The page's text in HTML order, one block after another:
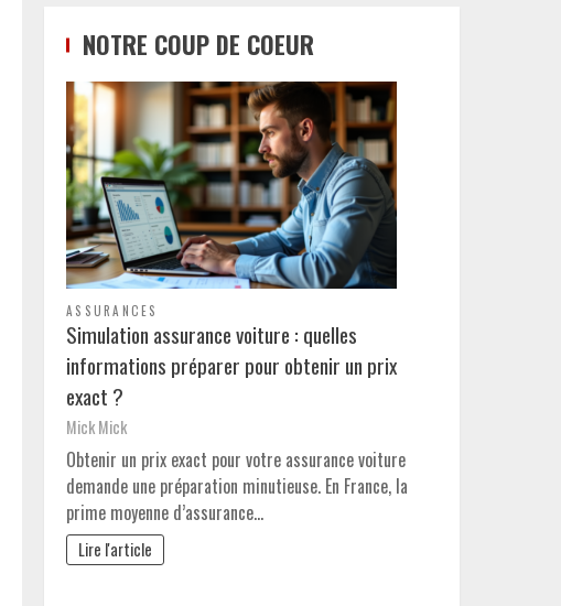
NOTRE COUP DE COEUR
ASSURANCES
Simulation assurance voiture : quelles
informations préparer pour obtenir un prix
exact ?
Mick Mick
Obtenir un prix exact pour votre assurance voiture
demande une préparation minutieuse. En France, la
prime moyenne d’assurance…
Lire l'article